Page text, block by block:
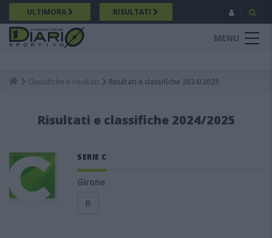
Salta
al
contenuto
principale
ULTIMORA RISULTATI
MENU
Breadcrumb
Classifiche e risultati Risultati e classifiche 2024/2025
Risultati e classifiche 2024/2025
SERIE C
Girone
B